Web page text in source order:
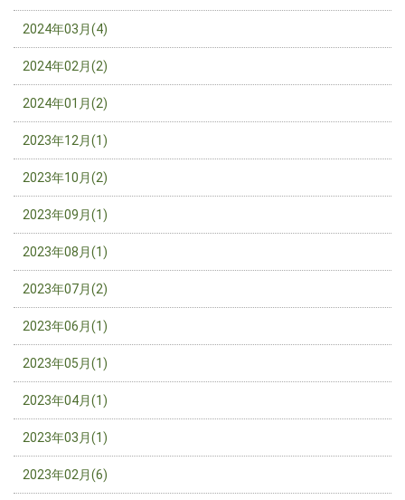
2024年03月(4)
2024年02月(2)
2024年01月(2)
2023年12月(1)
2023年10月(2)
2023年09月(1)
2023年08月(1)
2023年07月(2)
2023年06月(1)
2023年05月(1)
2023年04月(1)
2023年03月(1)
2023年02月(6)